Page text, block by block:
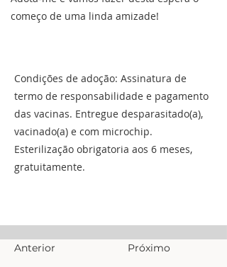
começo de uma linda amizade!
Condições de adoção: Assinatura de
termo de responsabilidade e pagamento
das vacinas. Entregue desparasitado(a),
vacinado(a) e com microchip.
Esterilização obrigatoria aos 6 meses,
gratuitamente.
Anterior Próximo